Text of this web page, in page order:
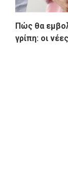
Πώς θα
γρίπη: οι